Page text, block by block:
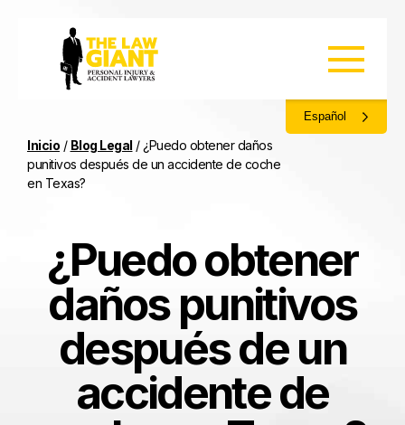
Español
Inicio / Blog Legal / ¿Puedo obtener daños
punitivos después de un accidente de coche
en Texas?
¿Puedo obtener
daños punitivos
después de un
accidente de